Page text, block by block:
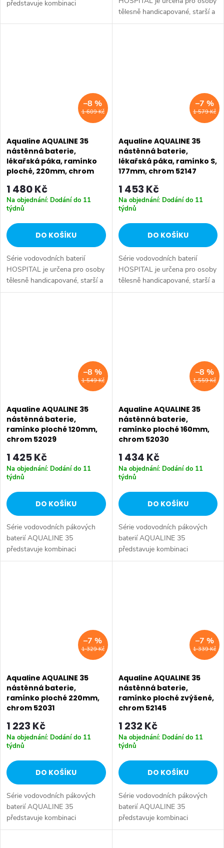
představuje kombinaci
designu a kvality provedení za
tělesně handicapované, starší a
s omezenou pohyblivostí, které
1 609 Kč
–8 %
Aqualine AQUALINE 35
nástěnná baterie,
lékařská páka, ramínko
ploché, 220mm, chrom
1 480 Kč
Na objednání: Dodání do 11
týdnů
DO KOŠÍKU
Série vodovodních baterií
HOSPITAL je určena pro osoby
tělesně handicapované, starší a
s omezenou pohyblivostí, které
1 579 Kč
–7 %
Aqualine AQUALINE 35
nástěnná baterie,
lékařská páka, ramínko S,
177mm, chrom 52147
1 453 Kč
Na objednání: Dodání do 11
týdnů
DO KOŠÍKU
Série vodovodních baterií
HOSPITAL je určena pro osoby
tělesně handicapované, starší a
s omezenou pohyblivostí, které
1 549 Kč
–8 %
Aqualine AQUALINE 35
nástěnná baterie,
ramínko ploché 120mm,
chrom 52029
1 425 Kč
Na objednání: Dodání do 11
týdnů
DO KOŠÍKU
Série vodovodních pákových
baterií AQUALINE 35
představuje kombinaci
tradičního jednoduchého
1 559 Kč
–8 %
Aqualine AQUALINE 35
nástěnná baterie,
ramínko ploché 160mm,
chrom 52030
1 434 Kč
Na objednání: Dodání do 11
týdnů
DO KOŠÍKU
Série vodovodních pákových
baterií AQUALINE 35
představuje kombinaci
tradičního jednoduchého
1 329 Kč
–7 %
Aqualine AQUALINE 35
nástěnná baterie,
ramínko ploché 220mm,
chrom 52031
1 223 Kč
Na objednání: Dodání do 11
týdnů
DO KOŠÍKU
Série vodovodních pákových
baterií AQUALINE 35
představuje kombinaci
tradičního jednoduchého
1 339 Kč
–7 %
Aqualine AQUALINE 35
nástěnná baterie,
ramínko ploché zvýšené,
chrom 52145
1 232 Kč
Na objednání: Dodání do 11
týdnů
DO KOŠÍKU
Série vodovodních pákových
baterií AQUALINE 35
představuje kombinaci
tradičního jednoduchého